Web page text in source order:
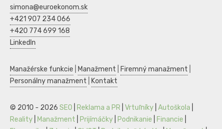
simona@euroekonom.sk
+421 907 234 066
+420 774 699 168
LinkedIn
Manažérske funkcie Manažment Firemný manažment
Personálny manažment
Kontakt
© 2010 - 2026 SEO Reklama a PR Vrtuľníky Autoškola
Reality
Manažment Prijímáčky Podnikanie Financie